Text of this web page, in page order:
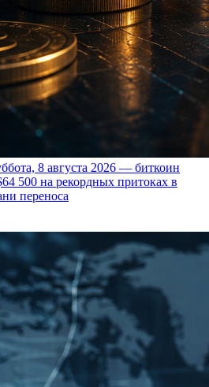
8 августа 2026 — биткоин
500 на рекордных притоках в
переноса